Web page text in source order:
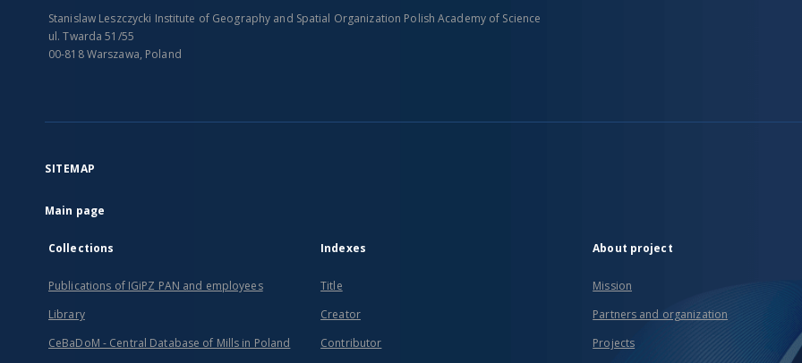
Stanislaw Leszczycki Institute of Geography and Spatial Organization Polish Academy of Science
ul. Twarda 51/55
00-818 Warszawa, Poland
SITEMAP
Main page
Collections
Publications of IGiPZ PAN and employees
Library
CeBaDoM - Central Database of Mills in Poland
Indexes
Title
Creator
Contributor
About project
Mission
Partners and organization
Projects